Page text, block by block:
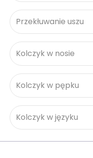
Przekłuwanie uszu
Kolczyk w nosie
Kolczyk w pępku
Kolczyk w języku